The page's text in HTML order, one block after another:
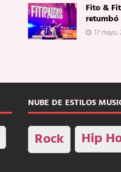
Fito &
retumbó
17 mayo,
NUBE DE ESTILOS
Rock Hip